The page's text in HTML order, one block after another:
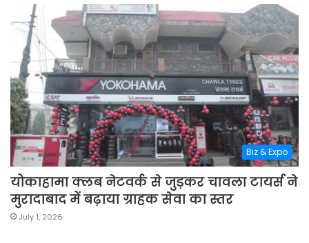
Biz & Expo
योकाहामा क्लब नेटवर्क से जुड़कर चावला टायर्स ने
मुरादाबाद में बढ़ाया ग्राहक सेवा का स्तर
July 1, 2026